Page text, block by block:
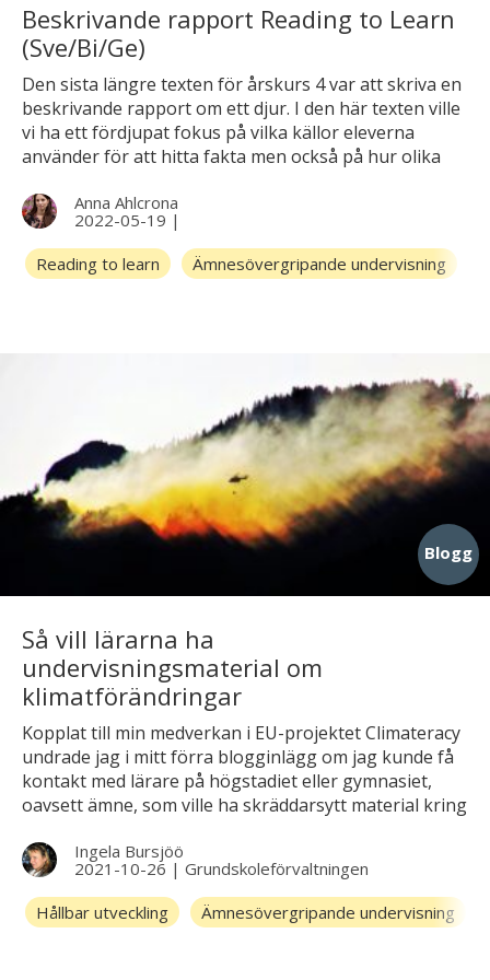
Beskrivande rapport Reading to Learn
(Sve/Bi/Ge)
Den sista längre texten för årskurs 4 var att skriva en
beskrivande rapport om ett djur. I den här texten ville
vi ha ett fördjupat fokus på vilka källor eleverna
använder för att hitta fakta men också på hur olika
skulle även ha med passande bilder och en karta som
visar djurets utbredning. I årskurs 3 skrev de flesta
eleverna en beskrivande rapport om antingen
lodjuret eller rödräven. Tanken med den här texten
ämnen och därför finns det kunskapskrav med från
svenska, biologi och geografi.
Anna Ahlcrona
2022-05-19 |
Reading to learn
Ämnesövergripande undervisning
Blogg
Så vill lärarna ha
undervisningsmaterial om
klimatförändringar
Kopplat till min medverkan i EU-projektet Climateracy
undrade jag i mitt förra blogginlägg om jag kunde få
kontakt med lärare på högstadiet eller gymnasiet,
oavsett ämne, som ville ha skräddarsytt material kring
er! Av svaren som kommit in från lärare i Belgien,
Tyskland, Turkiet, Estland och Sverige har vi nu
sammanställt “önskelistan”.
Ingela Bursjöö
2021-10-26 | Grundskoleförvaltningen
Hållbar utveckling
Ämnesövergripande undervisning